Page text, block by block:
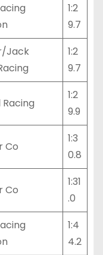
1:2
9.7
Jack
1:2
9.7
Racing
1:2
9.9
Co
1:3
0.8
Co
1:31
.0
1:4
4.2